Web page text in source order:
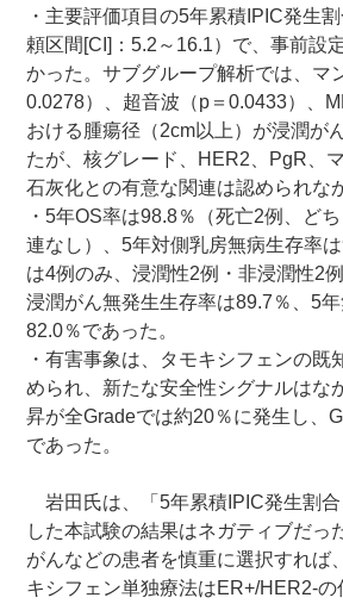
・主要評価項目の5年累積IPIC発生
頼区間[CI]：5.2～16.1）で、事前設
かった。サブグループ解析では、マ
0.0278）、超音波（p＝0.0433）、
おける腫瘍径（2cm以上）が浸潤が
たが、核グレード、HER2、PgR、
石灰化との有意な関連は認められな
・5年OS率は98.8％（死亡2例、ど
連なし）、5年対側乳房無病生存率
は4例のみ、浸潤性2例・非浸潤性2
浸潤がん無発生生存率は89.7％、5
82.0％であった。
・有害事象は、タモキシフェンの既
められ、新たな安全性シグナルはな
昇が全Gradeでは約20％に発生し、
であった。
岩田氏は、「5年累積IPIC発生割合
した本試験の結果はネガティブだっ
がんなどの患者を慎重に選択すれば
キシフェン単独療法はER+/HER2-